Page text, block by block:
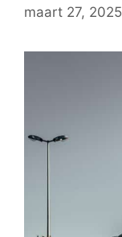
maart 27, 2025